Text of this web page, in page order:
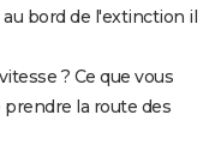
bord de l'extinction il
? Ce que vous
la route des